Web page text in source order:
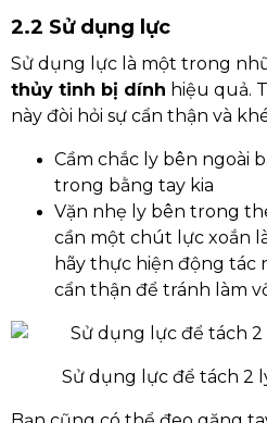
2.2 Sử dụng lực
Sử dụng lực là một trong
thủy tinh bị dính hiệu quả.
này đòi hỏi sự cẩn thận và
Cầm chắc ly bên ngoài
trong bằng tay kia
Vặn nhẹ ly bên trong
cần một chút lực xoắn
hãy thực hiện động tác
cẩn thận để tránh làm
Sử dụng lực để tách 2